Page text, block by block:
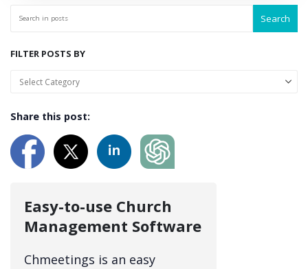
Search
FILTER POSTS BY
Share this post:
Easy-to-use Church
Management Software
Chmeetings is an easy